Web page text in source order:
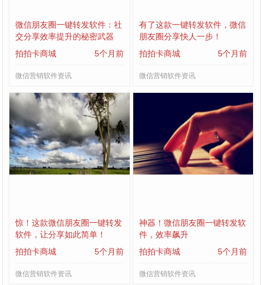
微信朋友圈一键转发软件：社
交分享效率提升的秘密武器
拍拍卡商城
5个月前
微信营销软件资讯
有了这款一键转发软件，微信
朋友圈分享快人一步！
拍拍卡商城
5个月前
微信营销软件资讯
惊！这款微信朋友圈一键转发
软件，让分享如此简单！
拍拍卡商城
5个月前
微信营销软件资讯
神器！微信朋友圈一键转发软
件，效率飙升
拍拍卡商城
5个月前
微信营销软件资讯